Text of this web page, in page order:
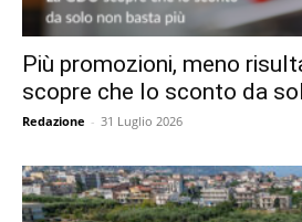
Più promozioni, meno
scopre che lo sconto da
Redazione - 31 Luglio 2026